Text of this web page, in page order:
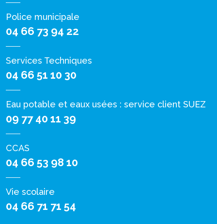
Police municipale
04 66 73 94 22
Services Techniques
04 66 51 10 30
Eau potable et eaux usées : service client SUEZ
09 77 40 11 39
CCAS
04 66 53 98 10
Vie scolaire
04 66 71 71 54